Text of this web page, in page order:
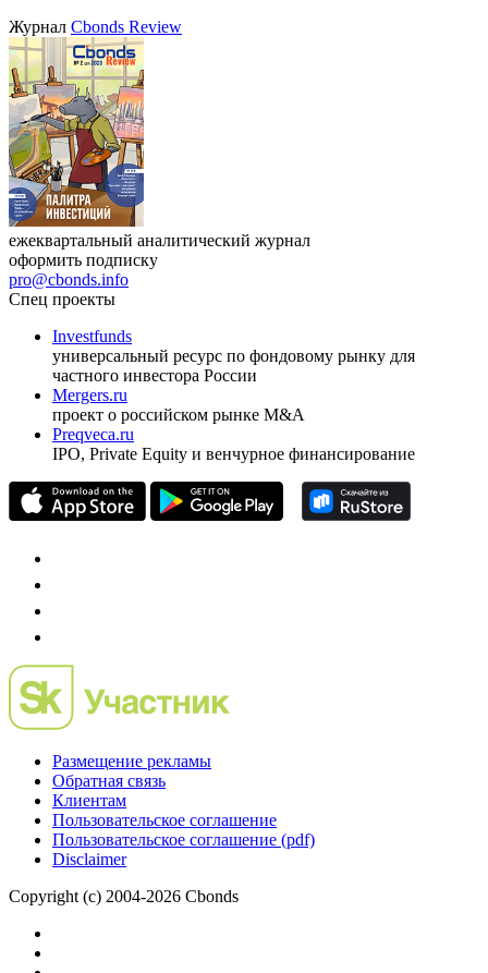
Журнал Cbonds Review
ежеквартальный аналитический журнал
оформить подписку
pro@cbonds.info
Спец проекты
Investfunds
универсальный ресурс по фондовому рынку для
частного инвестора России
Mergers.ru
проект о российском рынке M&A
Preqveca.ru
IPO, Private Equity и венчурное финансирование
Размещение рекламы
Обратная связь
Клиентам
Пользовательское соглашение
Пользовательское соглашение (pdf)
Disclaimer
Copyright (c) 2004-2026 Cbonds